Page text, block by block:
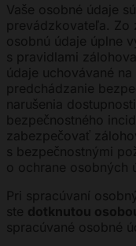
Vaše osobné údaje
prevádzkovateľa. Zo
osobnú údaje úplne
s pravidlami
údaje uchovávané
predchádzanie
narušenia
bezpečnostného
zabezpečovať
s bezpečnostnými
o ochrane osobných
Pri spracúvaní
ste dotknutou osobou
spracúvané osobné